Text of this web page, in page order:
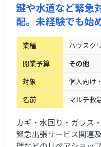
鍵や水道など緊急
配。未経験でも始
業種
ハウスク
開業予算
その他
対象
個人向け
名前
マルチ救
カギ・水回り・ガラス
緊急出張サービス関連